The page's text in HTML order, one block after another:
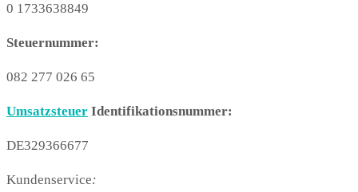
0 1733638849
Steuernummer:
082 277 026 65
Umsatzsteuer Identifikationsnummer:
DE329366677
Kundenservice: